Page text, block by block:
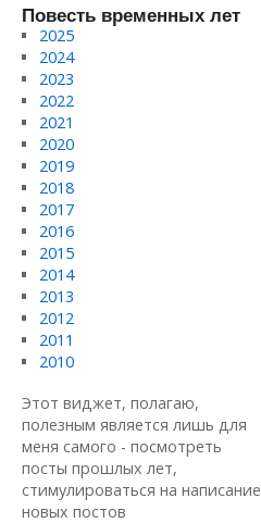
Повесть временных лет
2025
2024
2023
2022
2021
2020
2019
2018
2017
2016
2015
2014
2013
2012
2011
2010
Этот виджет, полагаю,
полезным является лишь для
меня самого - посмотреть
посты прошлых лет,
стимулироваться на написание
новых постов